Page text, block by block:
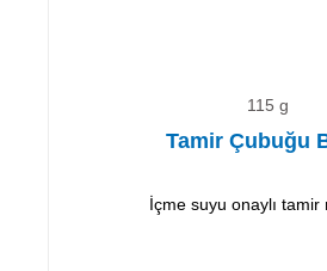
115 g
Tamir Çubuğu
İçme suyu onaylı tamir